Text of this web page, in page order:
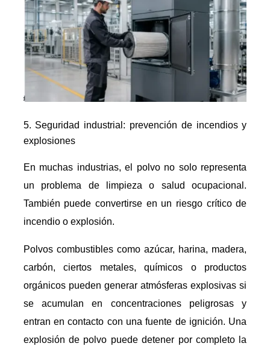
Seguridad industrial: prevención de incendios y
explosiones
En muchas industrias, el polvo no solo representa
un problema de limpieza o salud ocupacional.
También puede convertirse en un riesgo crítico de
incendio o explosión.
Polvos combustibles como azúcar, harina, madera,
carbón, ciertos metales, químicos o productos
orgánicos pueden generar atmósferas explosivas si
se acumulan en concentraciones peligrosas y
entran en contacto con una fuente de ignición. Una
explosión de polvo puede detener por completo la